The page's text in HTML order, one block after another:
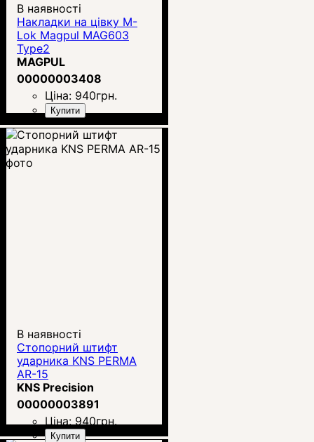
В наявності
Накладки на цівку M-
Lok Magpul MAG603
Type2
MAGPUL
00000003408
Ціна: 940грн.
Купити
В наявності
Стопорний штифт
ударника KNS PERMA
AR-15
KNS Precision
00000003891
Ціна: 940грн.
Купити